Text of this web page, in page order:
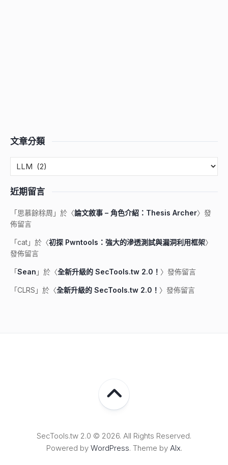
文章分類
近期留言
「思慕餘稌周 」於〈論文敘事 – 角色介紹：Thesis Archer〉發
佈留言
「cat 」於〈初探 Pwntools：強大的滲透測試與漏洞利用框架〉
發佈留言
「Sean 」於〈全新升級的 SecTools.tw 2.0！ 〉發佈留言
「CLRS 」於〈全新升級的 SecTools.tw 2.0！ 〉發佈留言
SecTools.tw 2.0 © 2026. All Rights Reserved.
Powered by WordPress. Theme by Alx.